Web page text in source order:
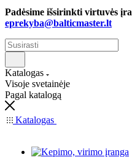
Padėsime išsirinkti virtuvės
eprekyba@balticmaster.lt
Katalogas
Visoje svetainėje
Pagal katalogą
Katalogas